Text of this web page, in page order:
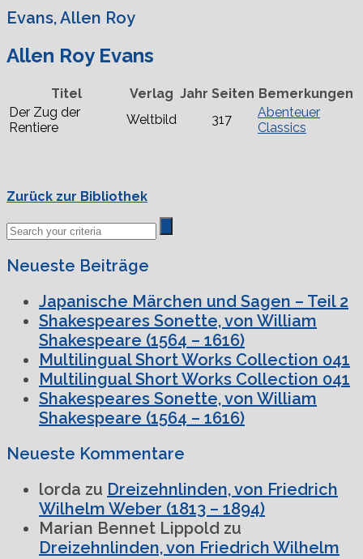
Evans, Allen Roy
Allen Roy Evans
Titel Verlag Jahr Seiten Bemerkungen
Der Zug der
Rentiere
Weltbild 317
Abenteuer
Classics
Zurück zur Bibliothek
Neueste Beiträge
Japanische Märchen und Sagen – Teil 2
Shakespeares Sonette, von William
Shakespeare (1564 – 1616)
Multilingual Short Works Collection 041
Multilingual Short Works Collection 041
Shakespeares Sonette, von William
Shakespeare (1564 – 1616)
Neueste Kommentare
lorda zu Dreizehnlinden, von Friedrich
Wilhelm Weber (1813 – 1894)
Marian Bennet Lippold zu
Dreizehnlinden, von Friedrich Wilhelm